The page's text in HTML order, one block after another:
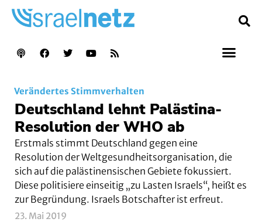
Verändertes Stimmverhalten
Deutschland lehnt Palästina-
Resolution der WHO ab
Erstmals stimmt Deutschland gegen eine
Resolution der Weltgesundheitsorganisation, die
sich auf die palästinensischen Gebiete fokussiert.
Diese politisiere einseitig „zu Lasten Israels“, heißt es
zur Begründung. Israels Botschafter ist erfreut.
23. Mai 2019